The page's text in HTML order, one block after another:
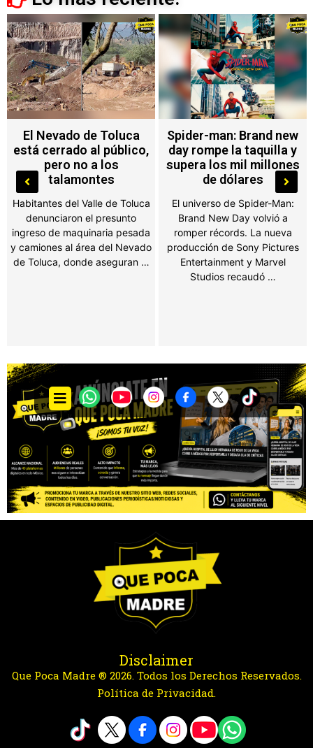
Spider-man: Brand new
day rompe la taquilla y
supera los mil millones
de dólares
El universo de Spider-Man:
Brand New Day volvió a
romper récords. La nueva
producción de Sony Pictures
Entertainment y Marvel
¡Le dio con todo al Tri!
Osmar Olvera desata
polémica con supuesto
dardo tras el fracaso
El doble medallista olímpico
soltó una frase que
aficionados interpretaron
como una indirecta a la
Selección Mexicana y las
Disclaimer
Que Poca Madre ® 2026. Todos los Derechos Reservados.
Política de Privacidad.